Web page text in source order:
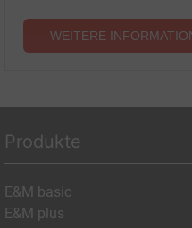
WEITERE
Produkte
E&M basic
E&M plus